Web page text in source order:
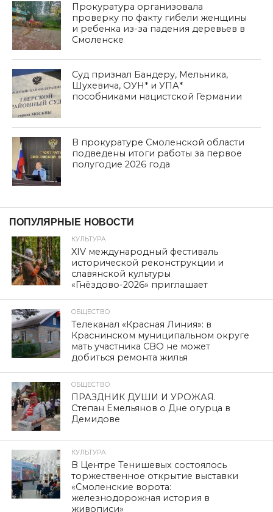
Прокуратура организовала
проверку по факту гибели женщины
и ребенка из-за падения деревьев в
Смоленске
Суд признал Бандеру, Мельника,
Шухевича, ОУН* и УПА*
пособниками нацистской Германии
В прокуратуре Смоленской области
подведены итоги работы за первое
полугодие 2026 года
ОБЩЕСТВО
Возвращать незаконно
изъятые у пожилых смолян
деньги не торопятся
Автор: admin
Опубликовано31.07.2023